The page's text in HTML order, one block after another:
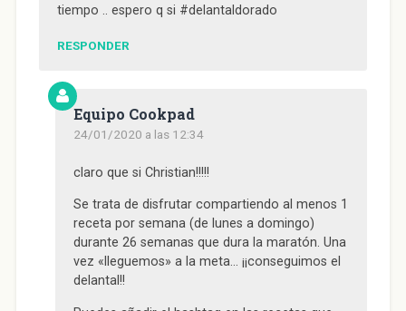
tiempo .. espero q si #delantaldorado
RESPONDER
Equipo Cookpad
24/01/2020 a las 12:34
claro que si Christian!!!!!
Se trata de disfrutar compartiendo al menos 1
receta por semana (de lunes a domingo)
durante 26 semanas que dura la maratón. Una
vez «lleguemos» a la meta… ¡¡conseguimos el
delantal!!